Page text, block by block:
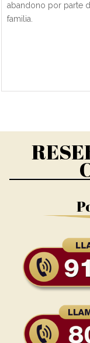
abandono por parte
familia.